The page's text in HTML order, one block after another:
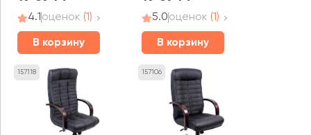
4.1 оценок (1)
В корзину
5.0оценок (1)
В корзину
157118 157106